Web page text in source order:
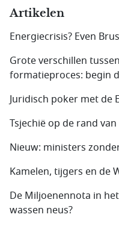
Artikelen
Energiecrisis? Even
Grote verschillen
formatieproces: begin
Juridisch poker met de
Tsjechië op de rand
Nieuw: ministers
Kamelen, tijgers en de
De Miljoenennota in
wassen neus?